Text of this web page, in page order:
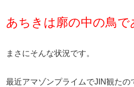
あちきは廓の中の鳥で
まさにそんな状況です。
最近アマゾンプライムでJIN観たの